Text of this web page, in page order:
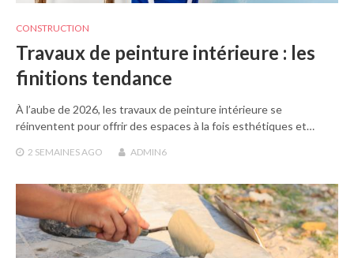
CONSTRUCTION
Travaux de peinture intérieure : les
finitions tendance
À l’aube de 2026, les travaux de peinture intérieure se
réinventent pour offrir des espaces à la fois esthétiques et…
2 SEMAINES AGO ADMIN6